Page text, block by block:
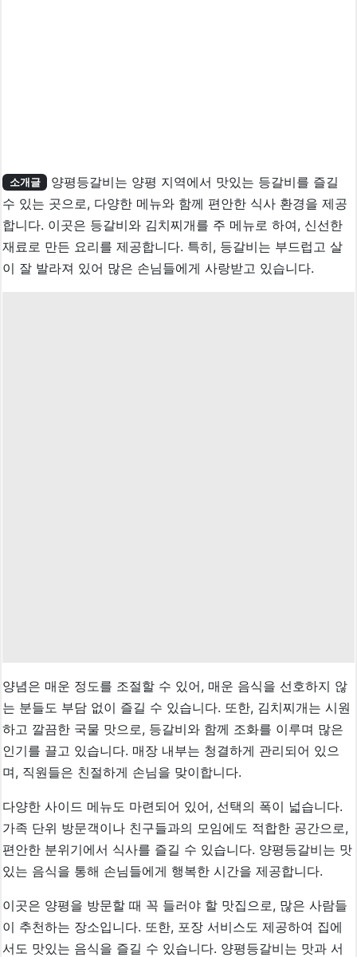
소개글
양평등갈비는 양평 지역에서 맛있는 등갈비를 즐길
수 있는 곳으로, 다양한 메뉴와 함께 편안한 식사 환경을 제공
합니다. 이곳은 등갈비와 김치찌개를 주 메뉴로 하여, 신선한
재료로 만든 요리를 제공합니다. 특히, 등갈비는 부드럽고 살
이 잘 발라져 있어 많은 손님들에게 사랑받고 있습니다.
양념은 매운 정도를 조절할 수 있어, 매운 음식을 선호하지 않
는 분들도 부담 없이 즐길 수 있습니다. 또한, 김치찌개는 시원
하고 깔끔한 국물 맛으로, 등갈비와 함께 조화를 이루며 많은
인기를 끌고 있습니다. 매장 내부는 청결하게 관리되어 있으
며, 직원들은 친절하게 손님을 맞이합니다.
다양한 사이드 메뉴도 마련되어 있어, 선택의 폭이 넓습니다.
가족 단위 방문객이나 친구들과의 모임에도 적합한 공간으로,
편안한 분위기에서 식사를 즐길 수 있습니다. 양평등갈비는 맛
있는 음식을 통해 손님들에게 행복한 시간을 제공합니다.
이곳은 양평을 방문할 때 꼭 들러야 할 맛집으로, 많은 사람들
이 추천하는 장소입니다. 또한, 포장 서비스도 제공하여 집에
서도 맛있는 음식을 즐길 수 있습니다. 양평등갈비는 맛과 서